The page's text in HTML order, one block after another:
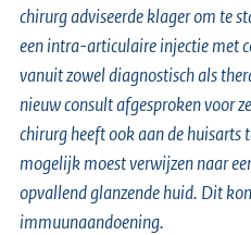
chirurg adviseerde klager om te
een intra-articulaire injectie met
vanuit zowel diagnostisch als
nieuw consult afgesproken voor
chirurg heeft ook aan de
mogelijk moest verwijzen naar
opvallend glanzende huid. Dit
immuunaandoening.